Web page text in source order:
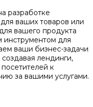
разработке
ваших товаров или
вашего продукта
инструментом для
ваши бизнес-задачи
лендинги,
к
за вашими услугами.